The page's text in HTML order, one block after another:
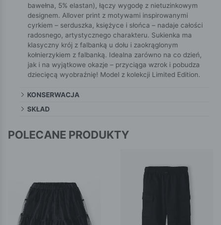
bawełna, 5% elastan), łączy wygodę z nietuzinkowym
designem. Allover print z motywami inspirowanymi
cyrkiem – serduszka, księżyce i słońca – nadaje całości
radosnego, artystycznego charakteru. Sukienka ma
klasyczny krój z falbanką u dołu i zaokrąglonym
kołnierzykiem z falbanką. Idealna zarówno na co dzień,
jak i na wyjątkowe okazje – przyciąga wzrok i pobudza
dziecięcą wyobraźnię! Model z kolekcji Limited Edition.
KONSERWACJA
SKŁAD
POLECANE PRODUKTY